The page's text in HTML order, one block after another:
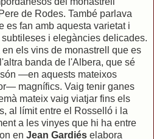
de Rodes. També parlava
es fan amb aquesta varietat i
i elegàncies delicades.
els vins de monastrell que es
banda de l'Albera, que sé
—en aquests mateixos
magnífics. Vaig tenir ganes
mateix vaig viatjar fins els
al límit entre el Rosselló i la
a les vinyes que hi ha entre
en Jean Gardiés elabora